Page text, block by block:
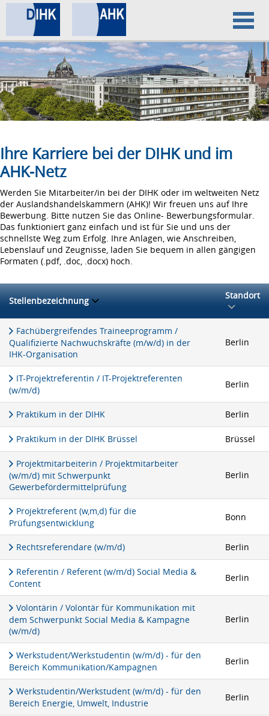
Home
Datenschutz
Impressum
Ihre Karriere bei der DIHK und im
AHK-Netz
Werden Sie Mitarbeiter/in bei der DIHK oder im weltweiten Netz
der Auslandshandelskammern (AHK)! Wir freuen uns auf Ihre
Bewerbung. Bitte nutzen Sie das Online- Bewerbungsformular.
Das funktioniert ganz einfach und ist für Sie und uns der
schnellste Weg zum Erfolg. Ihre Anlagen, wie Anschreiben,
Lebenslauf und Zeugnisse, laden Sie bequem in allen gängigen
Formaten (.pdf, .doc, .docx) hoch.
Stellenbezeichnung Standort
Fachübergreifendes Traineeprogramm /
Qualifizierte Nachwuchskräfte (m/w/d) in der
IHK-Organisation
Berlin
IT-Projektreferentin / IT-Projektreferenten
(w/m/d)
Berlin
Praktikum in der DIHK Berlin
Praktikum in der DIHK Brüssel Brüssel
Projektmitarbeiterin / Projektmitarbeiter
(w/m/d) mit Schwerpunkt
Gewerbefördermittelprüfung
Berlin
Projektreferent (w,m,d) für die
Prüfungsentwicklung
Bonn
Rechtsreferendare (w/m/d) Berlin
Referentin / Referent (w/m/d) Social Media &
Content
Berlin
Volontärin / Volontär für Kommunikation mit
dem Schwerpunkt Social Media & Kampagne
(w/m/d)
Berlin
Werkstudent/Werkstudentin (w/m/d) - für den
Bereich Kommunikation/Kampagnen
Berlin
Werkstudentin/Werkstudent (w/m/d) - für den
Bereich Energie, Umwelt, Industrie
Berlin